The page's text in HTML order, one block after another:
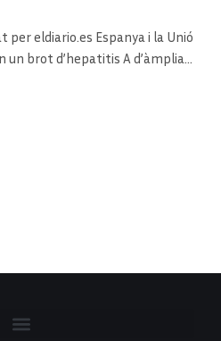
eldiario.es Espanya i la Unió
un brot d’hepatitis A d’àmplia…